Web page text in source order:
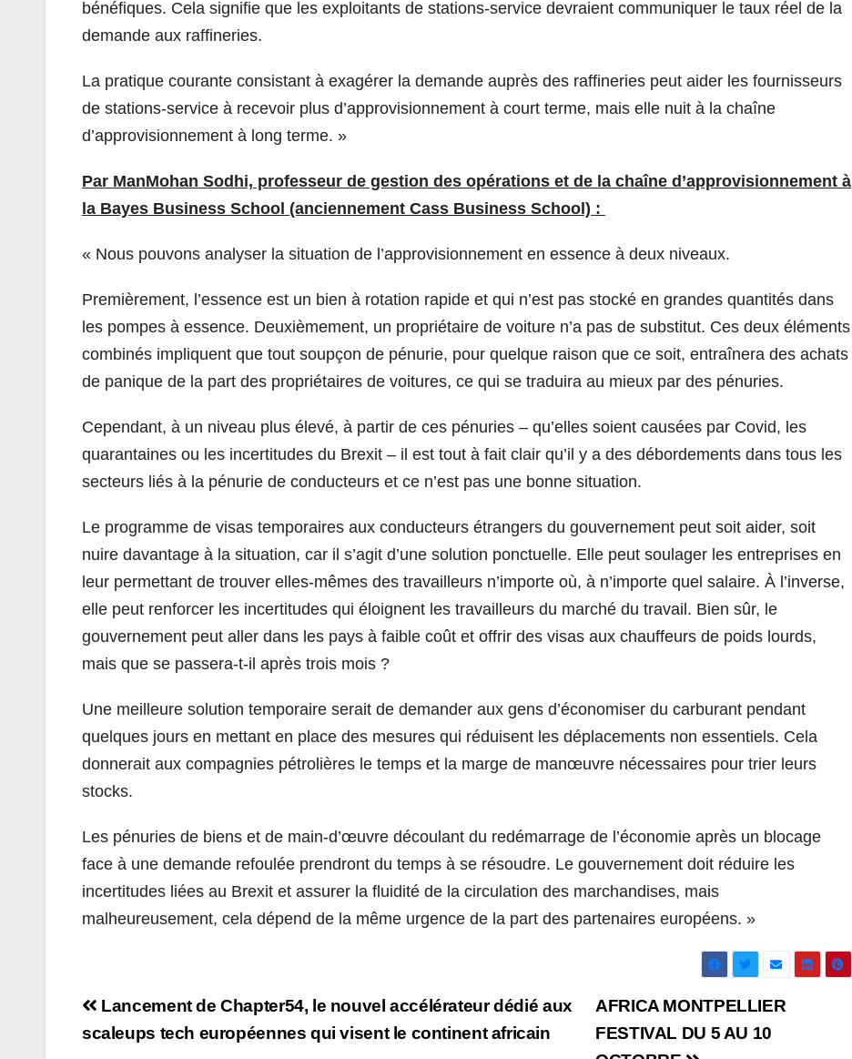
bénéfiques. Cela signifie que les exploitants de stations-service devraient communiquer le taux réel de la
demande aux raffineries.
La pratique courante consistant à exagérer la demande auprès des raffineries peut aider les fournisseurs
de stations-service à recevoir plus d’approvisionnement à court terme, mais elle nuit à la chaîne
d’approvisionnement à long terme. »
Par ManMohan Sodhi, professeur de gestion des opérations et de la chaîne d’approvisionnement à
la Bayes Business School (anciennement Cass Business School) :
« Nous pouvons analyser la situation de l’approvisionnement en essence à deux niveaux.
Premièrement, l’essence est un bien à rotation rapide et qui n’est pas stocké en grandes quantités dans
les pompes à essence. Deuxièmement, un propriétaire de voiture n’a pas de substitut. Ces deux éléments
combinés impliquent que tout soupçon de pénurie, pour quelque raison que ce soit, entraînera des achats
de panique de la part des propriétaires de voitures, ce qui se traduira au mieux par des pénuries.
Cependant, à un niveau plus élevé, à partir de ces pénuries – qu’elles soient causées par Covid, les
quarantaines ou les incertitudes du Brexit – il est tout à fait clair qu’il y a des débordements dans tous les
secteurs liés à la pénurie de conducteurs et ce n’est pas une bonne situation.
Le programme de visas temporaires aux conducteurs étrangers du gouvernement peut soit aider, soit
nuire davantage à la situation, car il s’agit d’une solution ponctuelle. Elle peut soulager les entreprises en
leur permettant de trouver elles-mêmes des travailleurs n’importe où, à n’importe quel salaire. À l’inverse,
elle peut renforcer les incertitudes qui éloignent les travailleurs du marché du travail. Bien sûr, le
gouvernement peut aller dans les pays à faible coût et offrir des visas aux chauffeurs de poids lourds,
mais que se passera-t-il après trois mois ?
Une meilleure solution temporaire serait de demander aux gens d’économiser du carburant pendant
quelques jours en mettant en place des mesures qui réduisent les déplacements non essentiels. Cela
donnerait aux compagnies pétrolières le temps et la marge de manœuvre nécessaires pour trier leurs
stocks.
Les pénuries de biens et de main-d’œuvre découlant du redémarrage de l’économie après un blocage
face à une demande refoulée prendront du temps à se résoudre. Le gouvernement doit réduire les
incertitudes liées au Brexit et assurer la fluidité de la circulation des marchandises, mais
malheureusement, cela dépend de la même urgence de la part des partenaires européens. »
Navigation
de
AFRICA MONTPELLIER
FESTIVAL DU 5 AU 10
Lancement de Chapter54, le nouvel accélérateur dédié aux
scaleups tech européennes qui visent le continent africain